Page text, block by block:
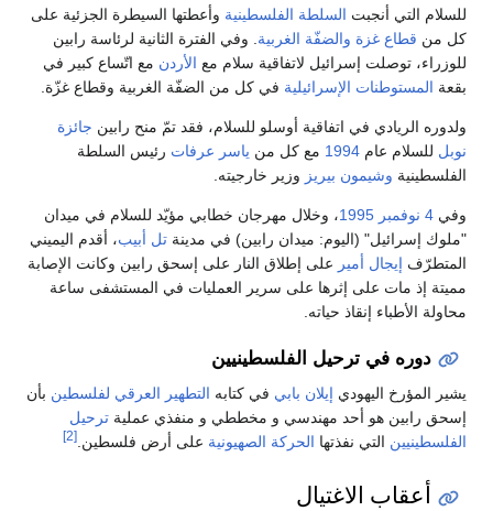
للسلام التي أنجبت السلطة الفلسطينية وأعطتها السيطرة الجزئية على
كل من قطاع غزة والضفّة الغربية . وفي الفترة الثانية لرئاسة رابين
للوزراء، توصلت إسرائيل لاتفاقية سلام مع الأردن مع اتّساع كبير في
بقعة المستوطنات الإسرائيلية في كل من الضفّة الغربية وقطاع غزّة.
ولدوره الريادي في اتفاقية أوسلو للسلام، فقد تمّ منح رابين جائزة
نوبل للسلام عام 1994 مع كل من ياسر عرفات رئيس السلطة
الفلسطينية وشيمون بيريز وزير خارجيته.
وفي 4 نوفمبر 1995، وخلال مهرجان خطابي مؤيّد للسلام في ميدان
"ملوك إسرائيل" (اليوم: ميدان رابين) في مدينة تل أبيب، أقدم اليميني
المتطرّف إيجال أمير على إطلاق النار على إسحق رابين وكانت الإصابة
مميتة إذ مات على إثرها على سرير العمليات في المستشفى ساعة
محاولة الأطباء إنقاذ حياته.
دوره في ترحيل الفلسطينيين
يشير المؤرخ اليهودي إيلان بابي في كتابه التطهير العرقي لفلسطين بأن
إسحق رابين هو أحد مهندسي و مخططي و منفذي عملية ترحيل
الفلسطينيين التي نفذتها الحركة الصهيونية على أرض فلسطين.[2]
أعقاب الاغتيال